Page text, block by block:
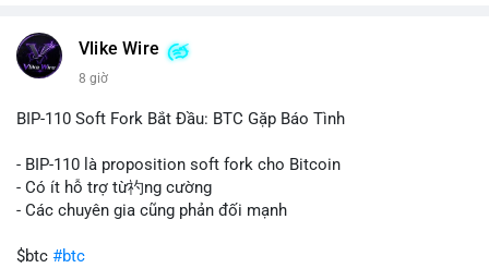
này có thể phản ánh ba kịch bản chính: thứ nhất, cá voi đang
chuẩn bị thanh khoản bằng cách chuyển lên sàn giao dịch, tạo
để nắm giữ dài hạn, thể hiện niềm tin vào xu hướng tăng; thứ
tán rủi ro. Với mức giá 65K, khối lượng này không quá lớn để
gây sốc thanh khoản tức thời, nhưng vẫn đủ sức tạo biến động
tâm lý ngắn hạn nếu hướng đến sàn tập trung.
Lời khuyên cho nhà đầu tư nhỏ lẻ:
Vlike Wire
8 giờ
BIP-110 Soft Fork Bắt Đầu: BTC Gặp Báo Tình
- BIP-110 là proposition soft fork cho Bitcoin
- Có ít hỗ trợ từ礿ng cường
- Các chuyên gia cũng phản đối mạnh
$btc #btc